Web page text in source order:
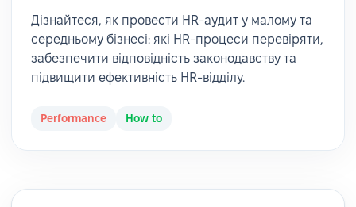
Дізнайтеся, як провести HR-аудит у малому та
середньому бізнесі: які HR-процеси перевіряти,
забезпечити відповідність законодавству та
підвищити ефективність HR-відділу.
Performance How to